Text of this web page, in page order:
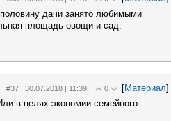
дачи занято любимыми
площадь-овощи и сад.
#37 | 30.07.2018 | 11:39 | 0 [Материал]
в целях экономии семейного